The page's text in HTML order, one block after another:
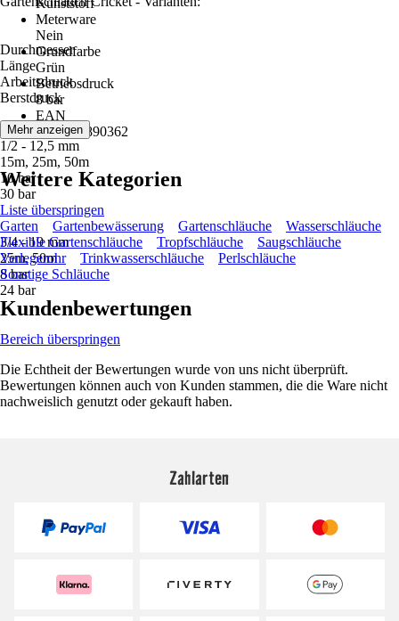
Kunststoff
Meterware
Nein
Grundfarbe
Grün
Betriebsdruck
8 bar
EAN
8033813890362
Durchmesser
Länge
Arbeitsdruck
Berstdruck
1/2 - 12,5 mm
15m, 25m, 50m
10 bar
30 bar
3/4 - 19 mm
25m, 50m
8 bar
24 bar
Mehr anzeigen
Weitere Kategorien
Liste überspringen
Garten
Gartenbewässerung Gartenschläuche
Wasserschläuche
Flexible Gartenschläuche
Tropfschläuche
Saugschläuche
Verlegerohr
Trinkwasserschläuche
Perlschläuche
Sonstige Schläuche
Kundenbewertungen
Bereich überspringen
Die Echtheit der Bewertungen wurde von uns nicht überprüft.
Bewertungen können auch von Kunden stammen, die die Ware nicht
nachweislich genutzt oder gekauft haben.
Zahlarten